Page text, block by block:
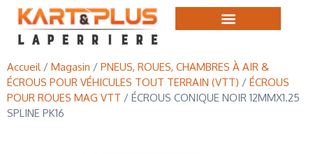
Accueil/ Magasin / PNEUS, ROUES, CHAMBRES À AIR &
ÉCROUS POUR VÉHICULES TOUT TERRAIN (VTT) / ÉCROUS
POUR ROUES MAG VTT / ÉCROUS CONIQUE NOIR 12MMX1.25
SPLINE PK16